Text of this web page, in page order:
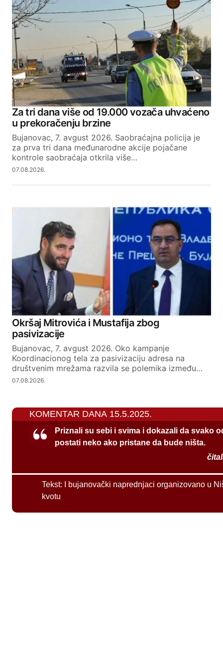
Za tri dana više od 19.000 vozača uhvaćeno
u prekoračenju brzine
Bujanovac, 7. avgust 2026. Saobraćajna policija je
za prva tri dana međunarodne akcije pojačane
kontrole saobraćaja otkrila više…
07.08.2026.
Okršaj Mitrovića i Mustafija zbog
pasivizacije
Bujanovac, 7. avgust 2026. Oko kampanje
Koordinacionog tela za pasivizaciju adresa na
društvenim mrežama razvila se polemika između…
07.08.2026.
KOMENTAR DANA 15.5.2025.
Priznali su sebi i svima i dokazali da svako
postati neko ako pristane da bude ništa.
Tekst:
I bujanovački naprednjaci organizovano u
kvotu